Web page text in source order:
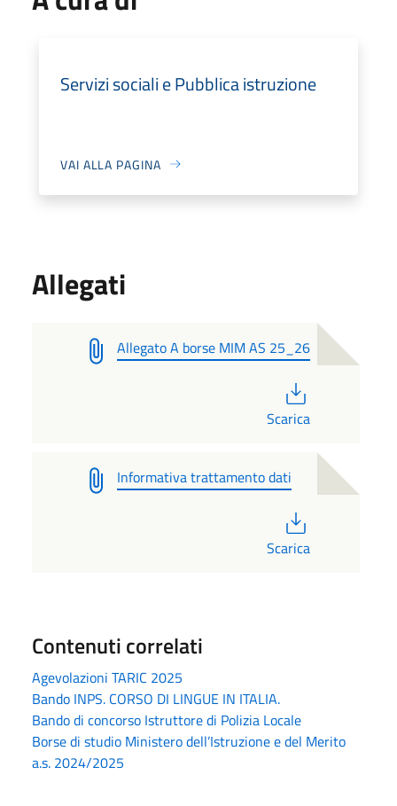
Servizi sociali e Pubblica istruzione
VAI ALLA PAGINA
Allegati
Allegato A borse MIM AS 25_26
Scarica
Informativa trattamento dati
Scarica
Contenuti correlati
Agevolazioni TARIC 2025
Bando INPS. CORSO DI LINGUE IN ITALIA.
Bando di concorso Istruttore di Polizia Locale
Borse di studio Ministero dell’Istruzione e del Merito
a.s. 2024/2025